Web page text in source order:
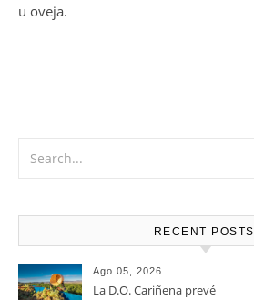
u oveja.
RECENT POSTS
Ago 05, 2026
La D.O. Cariñena prevé